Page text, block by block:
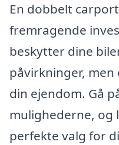
En dobbelt
fremragende
beskytter dine
påvirkninger,
din ejendom. Gå
mulighederne, og
perfekte valg for